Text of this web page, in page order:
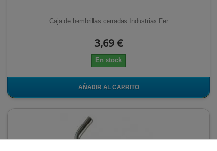
Caja de hembrillas cerradas Industrias Fer
3,69 €
En stock
AÑADIR AL CARRITO